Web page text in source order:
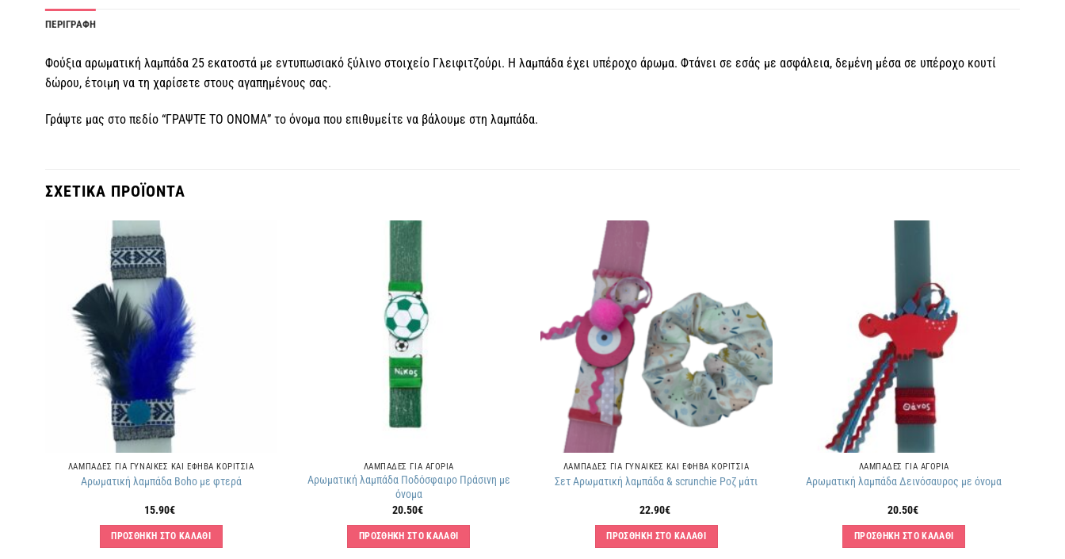
ΠΕΡΙΓΡΑΦΗ
Φούξια αρωματική λαμπάδα 25 εκατοστά με εντυπωσιακό ξύλινο στοιχείο Γλειφιτζούρι. Η λαμπάδα έχει υπέροχο άρωμα. Φτάνει σε εσάς με ασφάλεια, δεμένη μέσα σε υπέροχο κουτί
δώρου, έτοιμη να τη χαρίσετε στους αγαπημένους σας.
Γράψτε μας στο πεδίο “ΓΡΑΨΤΕ ΤΟ ΟΝΟΜΑ” το όνομα που επιθυμείτε να βάλουμε στη λαμπάδα.
ΣΧΕΤΙΚΑ ΠΡΟΪΟΝΤΑ
ΛΑΜΠΑΔΕΣ ΓΙΑ ΓΥΝΑΙΚΕΣ ΚΑΙ ΕΦΗΒΑ ΚΟΡΙΤΣΙΑ
Αρωματική λαμπάδα Boho με φτερά
15.90€
ΠΡΟΣΘΗΚΗ ΣΤΟ ΚΑΛΑΘΙ
ΛΑΜΠΑΔΕΣ ΓΙΑ ΑΓΟΡΙΑ
Αρωματική λαμπάδα Ποδόσφαιρο Πράσινη με
όνομα
20.50€
ΠΡΟΣΘΗΚΗ ΣΤΟ ΚΑΛΑΘΙ
ΛΑΜΠΑΔΕΣ ΓΙΑ ΓΥΝΑΙΚΕΣ ΚΑΙ ΕΦΗΒΑ ΚΟΡΙΤΣΙΑ
Σετ Αρωματική λαμπάδα & scrunchie Ροζ μάτι
22.90€
ΠΡΟΣΘΗΚΗ ΣΤΟ ΚΑΛΑΘΙ
ΛΑΜΠΑΔΕΣ ΓΙΑ ΑΓΟΡΙΑ
Αρωματική λαμπάδα Δεινόσαυρος με όνομα
20.50€
ΠΡΟΣΘΗΚΗ ΣΤΟ ΚΑΛΑΘΙ